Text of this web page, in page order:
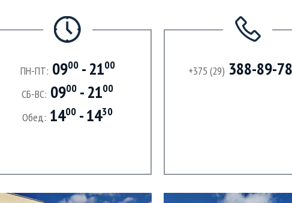
ПН-ПТ: 0900- 2100
СБ-ВС: 0900 - 2100
Обед: 1400 - 1430
+375 (29) 388-89-